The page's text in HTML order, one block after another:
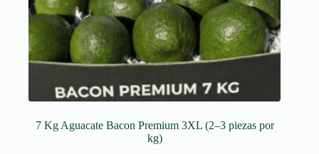
7 Kg Aguacate Bacon Premium 3XL (2–3 piezas por
kg)